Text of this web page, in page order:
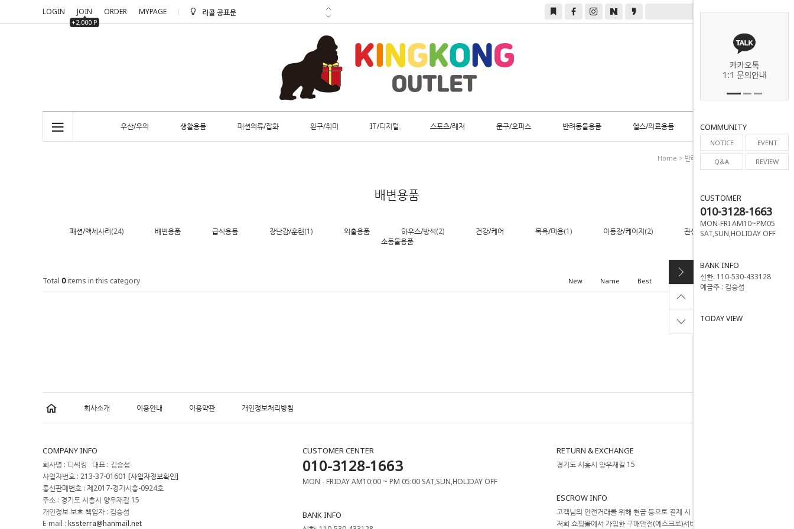
LOGIN JOIN
+2,000 P
ORDER MYPAGE
리콜 공표문
우산/우의 생활용품 패션의류/잡화 완구/취미 IT/디지털 스포츠/레저 문구/오피스 반려동물용품 헬스/의료용품 0
COMMUNITY
NOTICE EVENT
Q&A REVIEW
CUSTOMER
010-3128-1663
MON-FRI AM10~PM05
SAT,SUN,HOLIDAY OFF
BANK INFO
신한. 110-530-433128
예금주 : 김승섭
TODAY VIEW
Home > 반려동물용품 >
배변용품
패션/액세사리(24) 배변용품 급식용품 장난감/훈련(1) 외출용품 하우스/방석(2) 건강/케어 목욕/미용(1) 이동장/케이지(2) 관상어용품(1)
소동물용품
Total 0items in this category New Name Best High price Low price
회사소개 이용안내 이용약관 개인정보처리방침
COMPANY INFO
회사명 : 디씨킹 대표 : 김승섭
사업자번호 : 213-37-01601 [사업자정보확인]
통신판매번호 : 제2017-경기시흥-0924호
주소 : 경기도 시흥시 양우재길 15
개인정보 보호 책임자 : 김승섭
E-mail : kssterra@hanmail.net
CUSTOMER CENTER
010-3128-1663
MON - FRIDAY AM10:00 ~ PM 05:00 SAT,SUN,HOLIDAY OFF
BANK INFO
RETURN & EXCHANGE
경기도 시흥시 양우재길 15
ESCROW INFO
고객님의 안전거래를 위해 현금 등으로 결제 시
저희 쇼핑몰에서 가입한 구매안전(에스크로)서비스를